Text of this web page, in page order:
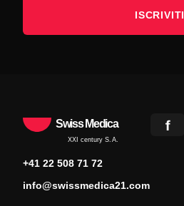
ISCRIVITI
Swiss Medica
XXI century S.A.
+41 22 508 71 72
info@swissmedica21.com